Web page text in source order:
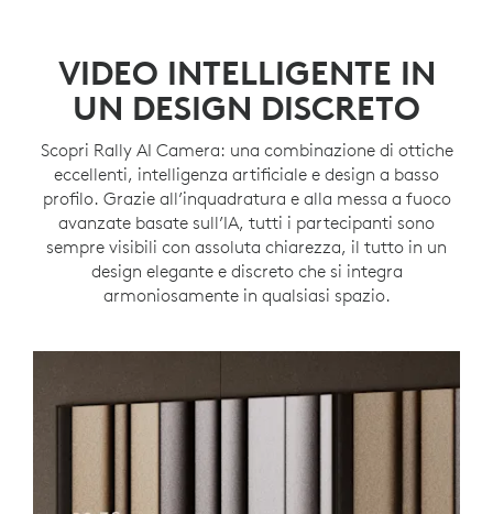
VIDEO INTELLIGENTE IN
UN DESIGN DISCRETO
Scopri Rally AI Camera: una combinazione di ottiche
eccellenti, intelligenza artificiale e design a basso
profilo. Grazie all’inquadratura e alla messa a fuoco
avanzate basate sull’IA, tutti i partecipanti sono
sempre visibili con assoluta chiarezza, il tutto in un
design elegante e discreto che si integra
armoniosamente in qualsiasi spazio.